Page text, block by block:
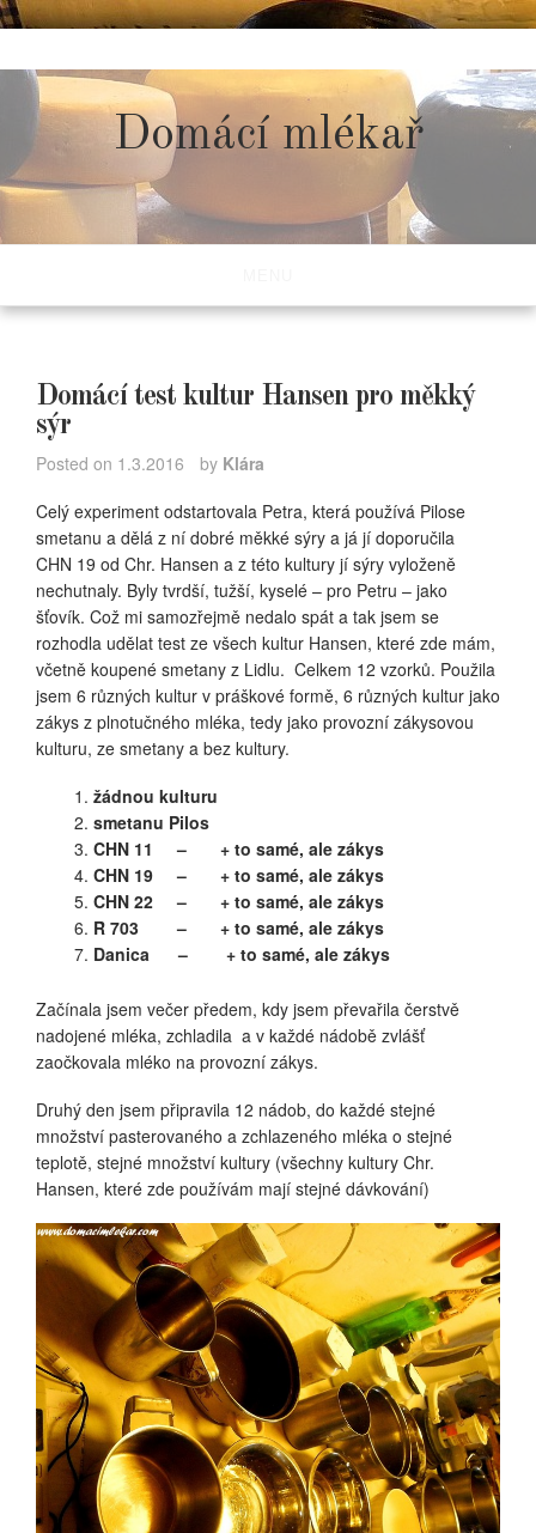
to
content
Domácí mlékař
Domácí test kultur Hansen pro měkký
sýr
Posted on 1.3.2016 by Klára
Celý experiment odstartovala Petra, která používá Pilose
smetanu a dělá z ní dobré měkké sýry a já jí doporučila
CHN 19 od Chr. Hansen a z této kultury jí sýry vyloženě
nechutnaly. Byly tvrdší, tužší, kyselé – pro Petru – jako
šťovík. Což mi samozřejmě nedalo spát a tak jsem se
rozhodla udělat test ze všech kultur Hansen, které zde mám,
včetně koupené smetany z Lidlu. Celkem 12 vzorků. Použila
jsem 6 různých kultur v práškové formě, 6 různých kultur jako
zákys z plnotučného mléka, tedy jako provozní zákysovou
kulturu, ze smetany a bez kultury.
žádnou kulturu
smetanu Pilos
CHN 11 – + to samé, ale zákys
CHN 19 – + to samé, ale zákys
CHN 22 – + to samé, ale zákys
R 703 – + to samé, ale zákys
Danica – + to samé, ale zákys
Začínala jsem večer předem, kdy jsem převařila čerstvě
nadojené mléka, zchladila a v každé nádobě zvlášť
zaočkovala mléko na provozní zákys.
Druhý den jsem připravila 12 nádob, do každé stejné
množství pasterovaného a zchlazeného mléka o stejné
teplotě, stejné množství kultury (všechny kultury Chr.
Hansen, které zde používám mají stejné dávkování)